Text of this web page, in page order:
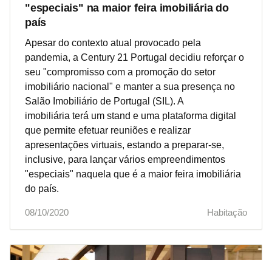
"especiais" na maior feira imobiliária do
país
Apesar do contexto atual provocado pela
pandemia, a Century 21 Portugal decidiu reforçar o
seu "compromisso com a promoção do setor
imobiliário nacional" e manter a sua presença no
Salão Imobiliário de Portugal (SIL). A
imobiliária terá um stand e uma plataforma digital
que permite efetuar reuniões e realizar
apresentações virtuais, estando a preparar-se,
inclusive, para lançar vários empreendimentos
"especiais" naquela que é a maior feira imobiliária
do país.
08/10/2020 Habitação